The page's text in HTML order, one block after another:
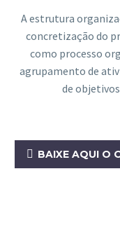
A estrutura
concretização do
como processo
agrupamento de
de
 BAIXE AQUI O